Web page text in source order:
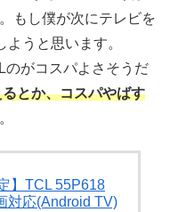
もし僕が次にテレビを
うと思います。
のがコスパよさそうだ
とか、コスパやばす
】TCL 55P618
対応(Android TV)